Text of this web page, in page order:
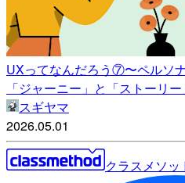
UXってなんだろう⑦〜ペルソ
「ジャーニー」と「ストーリ
スギヤマ
2026.05.01
クラスメソッ